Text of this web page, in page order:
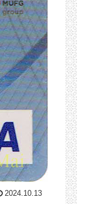
2024.10.13